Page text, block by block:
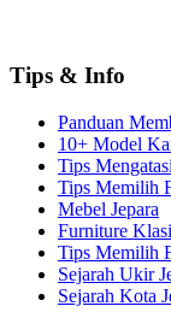
Tips & Info
Panduan
10+ Model
Tips
Tips Memilih
Mebel Jepara
Furniture
Tips Memilih
Sejarah Ukir
Sejarah Kota